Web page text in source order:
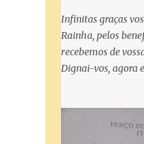
Infinitas graças
Rainha, pelos
recebemos de
Dignai-vos, agora
Salve Rainha:
misericórdia, vida,